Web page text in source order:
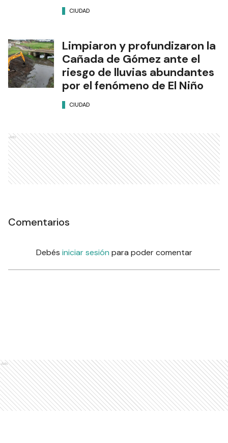
CIUDAD
Limpiaron y profundizaron la
Cañada de Gómez ante el
riesgo de lluvias abundantes
por el fenómeno de El Niño
CIUDAD
Ads
Comentarios
Debés iniciar sesión para poder comentar
Ads